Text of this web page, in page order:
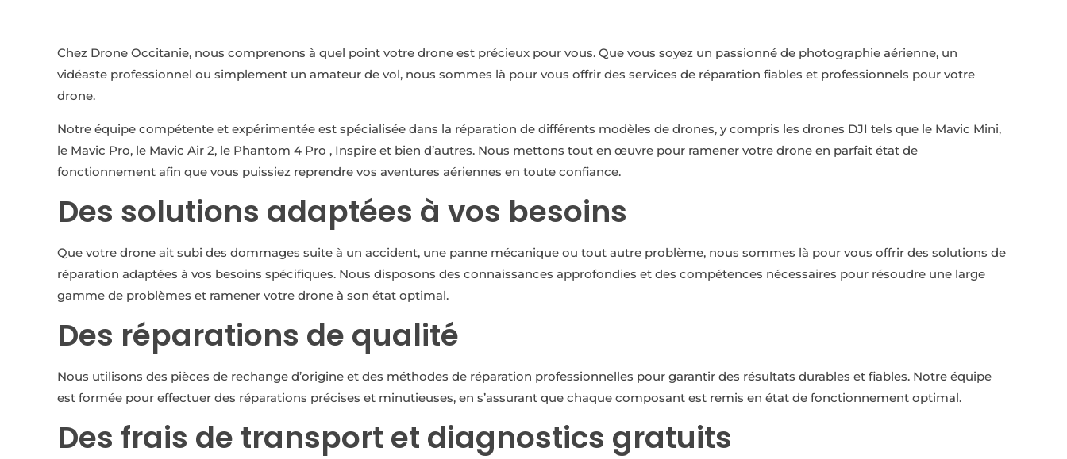
Chez Drone Occitanie, nous comprenons à quel point votre drone est précieux pour vous. Que vous soyez un passionné de photographie aérienne, un
vidéaste professionnel ou simplement un amateur de vol, nous sommes là pour vous offrir des services de réparation fiables et professionnels pour votre
drone.
Notre équipe compétente et expérimentée est spécialisée dans la réparation de différents modèles de drones, y compris les drones DJI tels que le Mavic Mini,
le Mavic Pro, le Mavic Air 2, le Phantom 4 Pro , Inspire et bien d’autres. Nous mettons tout en œuvre pour ramener votre drone en parfait état de
fonctionnement afin que vous puissiez reprendre vos aventures aériennes en toute confiance.
Des solutions adaptées à vos besoins
Que votre drone ait subi des dommages suite à un accident, une panne mécanique ou tout autre problème, nous sommes là pour vous offrir des solutions de
réparation adaptées à vos besoins spécifiques. Nous disposons des connaissances approfondies et des compétences nécessaires pour résoudre une large
gamme de problèmes et ramener votre drone à son état optimal.
Des réparations de qualité
Nous utilisons des pièces de rechange d’origine et des méthodes de réparation professionnelles pour garantir des résultats durables et fiables. Notre équipe
est formée pour effectuer des réparations précises et minutieuses, en s’assurant que chaque composant est remis en état de fonctionnement optimal.
Des frais de transport et diagnostics gratuits